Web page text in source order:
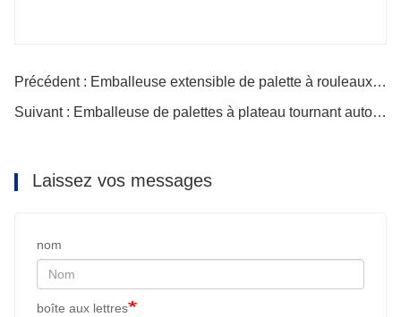
Précédent : Emballeuse extensible de palette à rouleaux motorisés
Suivant : Emballeuse de palettes à plateau tournant automatique
Laissez vos messages
nom
boîte aux lettres